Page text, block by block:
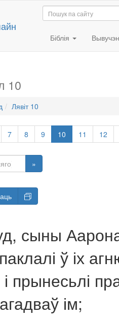
Біблія
10
Лявіт 10
7 8 9 10 11 12
»
сыны
ў іх
прынесьлі
ім;